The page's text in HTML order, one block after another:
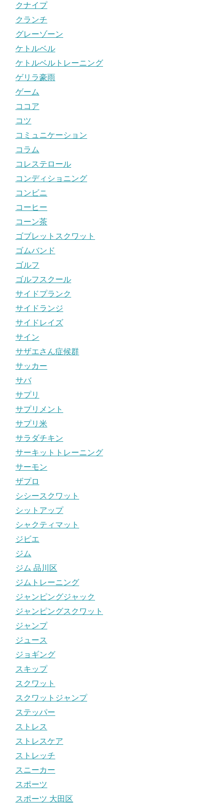
クナイプ
クランチ
グレーゾーン
ケトルベル
ケトルベルトレーニング
ゲリラ豪雨
ゲーム
ココア
コツ
コミュニケーション
コラム
コレステロール
コンディショニング
コンビニ
コーヒー
コーン茶
ゴブレットスクワット
ゴムバンド
ゴルフ
ゴルフスクール
サイドプランク
サイドランジ
サイドレイズ
サイン
サザエさん症候群
サッカー
サバ
サプリ
サプリメント
サプリ米
サラダチキン
サーキットトレーニング
サーモン
ザプロ
シシースクワット
シットアップ
シャクティマット
ジビエ
ジム
ジム 品川区
ジムトレーニング
ジャンピングジャック
ジャンピングスクワット
ジャンプ
ジュース
ジョギング
スキップ
スクワット
スクワットジャンプ
ステッパー
ストレス
ストレスケア
ストレッチ
スニーカー
スポーツ
スポーツ 大田区